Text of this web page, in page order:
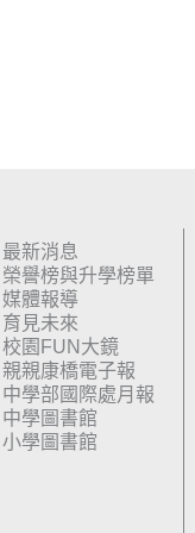
最新消息
榮譽榜與升學榜單
媒體報導
育見未來
校園FUN大鏡
親親康橋電子報
中學部國際處月報
中學圖書館
小學圖書館